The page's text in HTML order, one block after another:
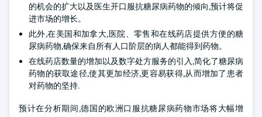
的机会的扩大以及医生开口服抗糖尿病药物的倾向,预计将促
进市场的增长。
此外,在美国和加拿大,医院、零售和在线药店提供方便的糖
尿病药物,确保来自所有人口阶层的病人都能得到药物。
在线药店数量的增加以及数字处方服务的引入,简化了糖尿病
药物的获取途径,使其更加经济,更容易获得,从而增加了患者
对药物的坚持.
预计在分析期间,德国的欧洲口服抗糖尿病药物市场将大幅增